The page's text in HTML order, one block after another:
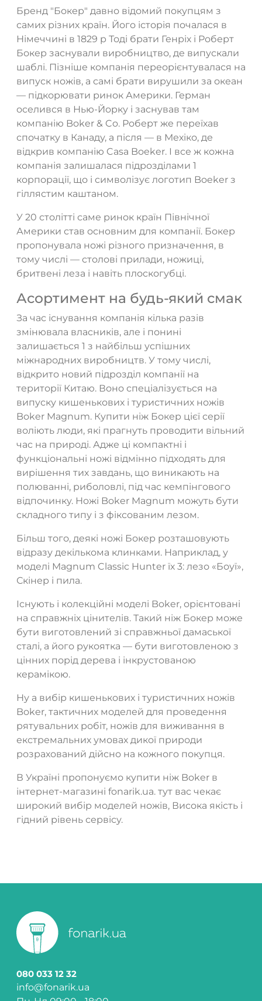
Бренд "Бокер" давно відомий покупцям з
самих різних країн. Його історія почалася в
Німеччині в 1829 р Тоді брати Генріх і Роберт
Бокер заснували виробництво, де випускали
шаблі. Пізніше компанія переорієнтувалася на
випуск ножів, а самі брати вирушили за океан
— підкорювати ринок Америки. Герман
оселився в Нью-Йорку і заснував там
компанію Boker & Co. Роберт же переїхав
спочатку в Канаду, а після — в Мехіко, де
відкрив компанію Casa Boeker. І все ж кожна
компанія залишалася підрозділами 1
корпорації, що і символізує логотип Boeker з
гіллястим каштаном.
У 20 столітті саме ринок країн Північної
Америки став основним для компанії. Бокер
пропонувала ножі різного призначення, в
тому числі — столові прилади, ножиці,
бритвені леза і навіть плоскогубці.
Асортимент на будь-який смак
За час існування компанія кілька разів
змінювала власників, але і понині
залишається 1 з найбільш успішних
міжнародних виробництв. У тому числі,
відкрито новий підрозділ компанії на
території Китаю. Воно спеціалізується на
випуску кишенькових і туристичних ножів
Boker Magnum. Купити ніж Бокер цієї серії
воліють люди, які прагнуть проводити вільний
час на природі. Адже ці компактні і
функціональні ножі відмінно підходять для
вирішення тих завдань, що виникають на
полюванні, риболовлі, під час кемпінгового
відпочинку. Ножі Boker Magnum можуть бути
складного типу і з фіксованим лезом.
Більш того, деякі ножі Бокер розташовують
відразу декількома клинками. Наприклад, у
моделі Magnum Classic Hunter їх 3: лезо «Боуї»,
Скінер і пила.
Існують і колекційні моделі Boker, орієнтовані
на справжніх цінителів. Такий ніж Бокер може
бути виготовлений зі справжньої дамаської
сталі, а його рукоятка — бути виготовленою з
цінних порід дерева і інкрустованою
керамікою.
Ну а вибір кишенькових і туристичних ножів
Boker, тактичних моделей для проведення
рятувальних робіт, ножів для виживання в
екстремальних умовах дикої природи
розрахований дійсно на кожного покупця.
В Україні пропонуємо купити ніж Boker в
інтернет-магазині fonarik.ua. тут вас чекає
широкий вибір моделей ножів, Висока якість і
гідний рівень сервісу.
080 033 12 32
info@fonarik.ua